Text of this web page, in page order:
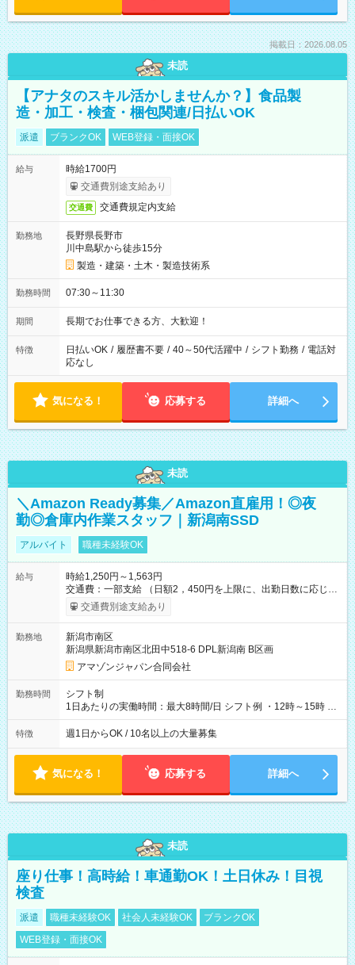
掲載日：2026.08.05
未読
【アナタのスキル活かしませんか？】食品製
造・加工・検査・梱包関連/日払いOK
派遣 ブランクOK WEB登録・面接OK
給与
時給1700円
交通費別途支給あり
交通費 交通費規定内支給
勤務地
長野県長野市
川中島駅から徒歩15分
製造・建築・土木・製造技術系
勤務時間 07:30～11:30
期間 長期でお仕事できる方、大歓迎！
特徴 日払いOK / 履歴書不要 / 40～50代活躍中 / シフト勤務 / 電話対
応なし
気になる！ 応募する 詳細へ
未読
＼Amazon Ready募集／Amazon直雇用！◎夜
勤◎倉庫内作業スタッフ｜新潟南SSD
アルバイト 職種未経験OK
給与
時給1,250円～1,563円
交通費：一部支給 （日額2，450円を上限に、出勤日数に応じて
実費支給） ※22:00～翌5:00までは時給25%UP！ ■給与前払い
制度あり ※前払い額の上限あり、手数料無料（Amazon負担）
交通費別途支給あり
勤務地
新潟市南区
新潟県新潟市南区北田中518-6 DPL新潟南 B区画
アマゾンジャパン合同会社
勤務時間
シフト制
1日あたりの実働時間：最大8時間/日 シフト例 ・12時～15時 入
社後、就業可能シフトをご確認の上、申請してください。
特徴 週1日からOK / 10名以上の大量募集
気になる！ 応募する 詳細へ
未読
座り仕事！高時給！車通勤OK！土日休み！目視
検査
派遣 職種未経験OK 社会人未経験OK
ブランクOK
WEB登録・面接OK